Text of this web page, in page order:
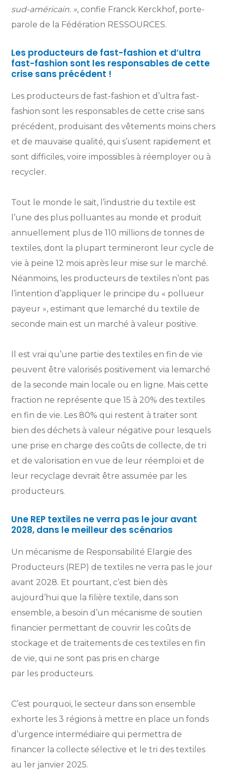
sud-américain. », confie Franck Kerckhof, porte-
parole de la Fédération RESSOURCES.
Les producteurs de fast-fashion et d’ultra
fast-fashion sont les responsables de cette
crise sans précédent !
Les producteurs de fast-fashion et d’ultra fast-
fashion sont les responsables de cette crise sans
précédent, produisant des vêtements moins chers
et de mauvaise qualité, qui s’usent rapidement et
sont difficiles, voire impossibles à réemployer ou à
recycler.
Tout le monde le sait, l’industrie du textile est
l’une des plus polluantes au monde et produit
annuellement plus de 110 millions de tonnes de
textiles, dont la plupart termineront leur cycle de
vie à peine 12 mois après leur mise sur le marché.
Néanmoins, les producteurs de textiles n’ont pas
l’intention d’appliquer le principe du « pollueur
payeur », estimant que lemarché du textile de
seconde main est un marché à valeur positive.
Il est vrai qu’une partie des textiles en fin de vie
peuvent être valorisés positivement via lemarché
de la seconde main locale ou en ligne. Mais cette
fraction ne représente que 15 à 20% des textiles
en fin de vie. Les 80% qui restent à traiter sont
bien des déchets à valeur négative pour lesquels
une prise en charge des coûts de collecte, de tri
et de valorisation en vue de leur réemploi et de
leur recyclage devrait être assumée par les
producteurs.
Une REP textiles ne verra pas le jour avant
2028, dans le meilleur des scénarios
Un mécanisme de Responsabilité Elargie des
Producteurs (REP) de textiles ne verra pas le jour
avant 2028. Et pourtant, c’est bien dès
aujourd’hui que la filière textile, dans son
ensemble, a besoin d’un mécanisme de soutien
financier permettant de couvrir les coûts de
stockage et de traitements de ces textiles en fin
de vie, qui ne sont pas pris en charge
par les producteurs.
C’est pourquoi, le secteur dans son ensemble
exhorte les 3 régions à mettre en place un fonds
d’urgence intermédiaire qui permettra de
financer la collecte sélective et le tri des textiles
au 1er janvier 2025.